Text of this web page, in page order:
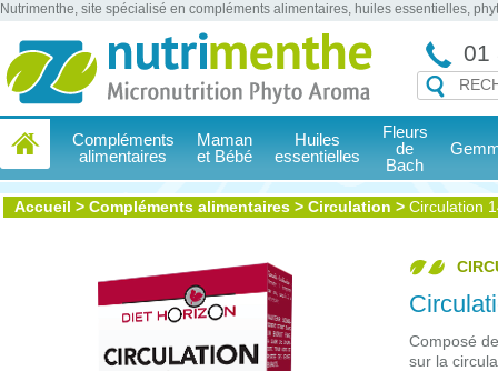
Nutrimenthe, site spécialisé en compléments alimentaires, huiles essentielles,
01
Compléments
alimentaires
Maman
et Bébé
Huiles
essentielles
Fleurs
de
Bach
Accueil > Compléments alimentaires > Circulation > Circulation
Composé
sur la